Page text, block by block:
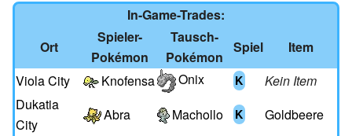
In-Game-Trades:
Ort
Spieler-
Pokémon
Tausch-
Pokémon
Spiel
Item
Viola City
Knofensa Onix K
Kein Item
Dukatia
City
Abra Machollo K
Goldbeere